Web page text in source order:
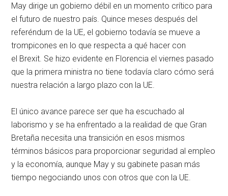
May dirige un gobierno débil en un momento crítico para
el futuro de nuestro país. Quince meses después del
referéndum de la UE, el gobierno todavía se mueve a
trompicones en lo que respecta a qué hacer con
el Brexit. Se hizo evidente en Florencia el viernes pasado
que la primera ministra no tiene todavía claro cómo será
nuestra relación a largo plazo con la UE.
El único avance parece ser que ha escuchado al
laborismo y se ha enfrentado a la realidad de que Gran
Bretaña necesita una transición en esos mismos
términos básicos para proporcionar seguridad al empleo
y la economía, aunque May y su gabinete pasan más
tiempo negociando unos con otros que con la UE.